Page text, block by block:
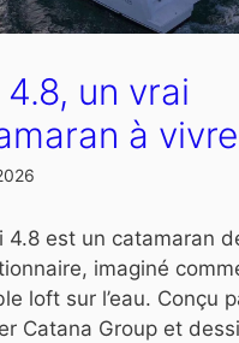
4.8, un vrai
à vivre
4.8 est un catamaran
imaginé
loft sur l’eau. Conçu
Catana Group et